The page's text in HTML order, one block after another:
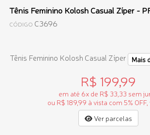
Tênis Feminino Kolosh Casual Zíper -
CÓDIGO C3696
Tênis Feminino Kolosh Casual Zíper Mais
R$ 199,99
em até 6x de R$ 33,33 sem
ou R$ 189,99 à vista com 5% OFF,
Ver parcelas